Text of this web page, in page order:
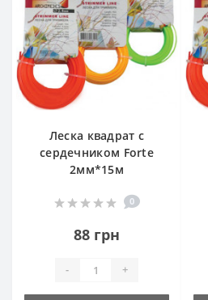
Леска квадрат с
сердечником Forte
2мм*15м
0
88 грн
- +